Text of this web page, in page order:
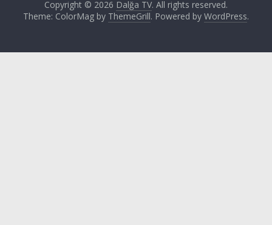
Copyright © 2026 Dalğa TV. All rights reserved.
Theme: ColorMag by ThemeGrill. Powered by WordPress.